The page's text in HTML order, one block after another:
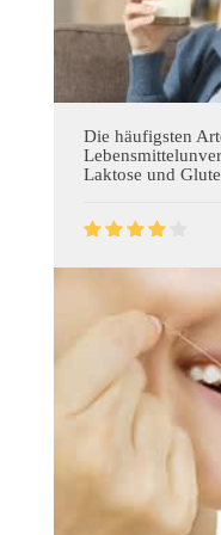
Die häufigsten
Laktose und